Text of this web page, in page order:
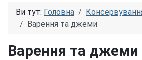
Ви тут: Головна
Варення та джеми
Варення та джеми